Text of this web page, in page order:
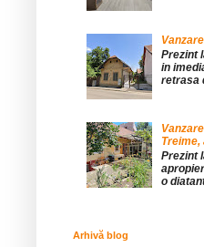
Prezint
in
retrasa
Treime,
Prezint
o
Arhivă blog